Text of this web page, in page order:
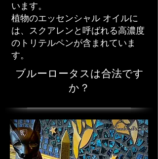
います。
植物のエッセンシャル オイルに
は、スクアレンと呼ばれる高濃度
のトリテルペンが含まれていま
す。
ブルーロータスは合法です
か？